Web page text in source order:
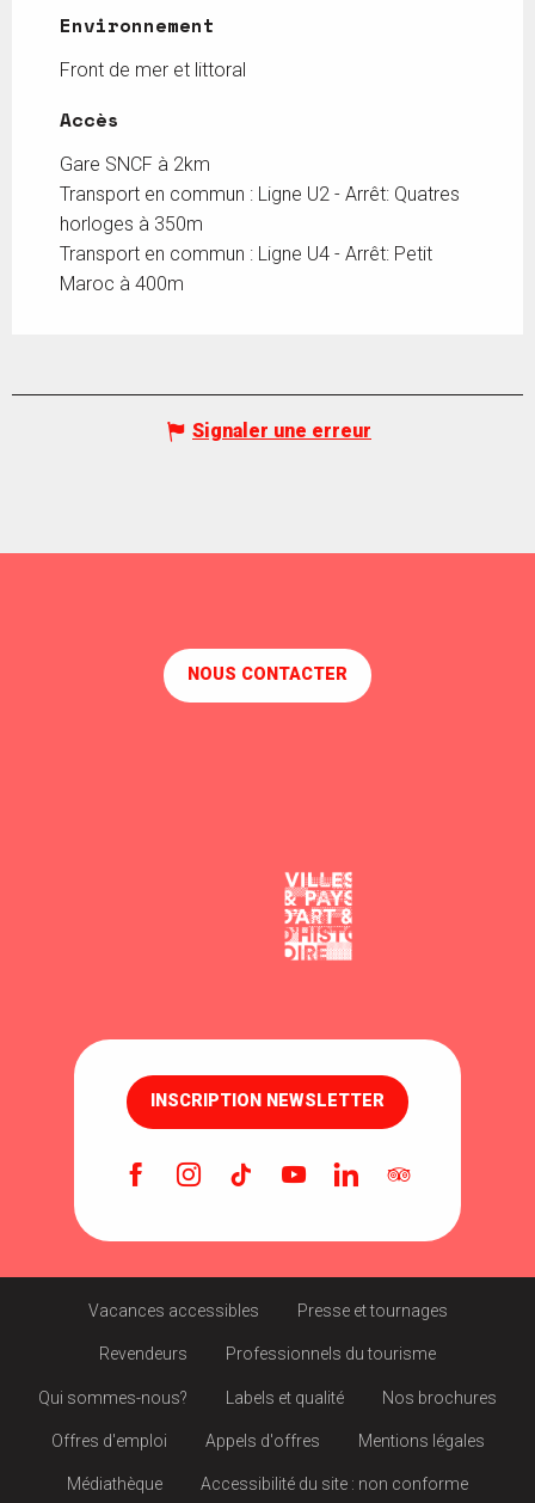
Environnement
Environnement
Front de mer et littoral
Accès
Accès
Gare SNCF à 2km
Transport en commun : Ligne U2 - Arrêt: Quatres
horloges à 350m
Transport en commun : Ligne U4 - Arrêt: Petit
Maroc à 400m
Signaler une erreur
NOUS CONTACTER
INSCRIPTION NEWSLETTER
Vacances accessibles Presse et tournages
Revendeurs Professionnels du tourisme
Qui sommes-nous? Labels et qualité Nos brochures
Offres d'emploi Appels d'offres Mentions légales
Médiathèque Accessibilité du site : non conforme